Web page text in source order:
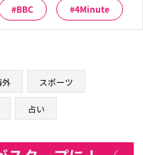
BBC 4Minute
外 スポーツ
占い